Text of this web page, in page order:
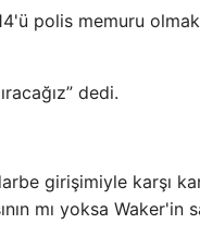
polis memuru
dedi.
girişimiyle karşı
mı yoksa Waker'in